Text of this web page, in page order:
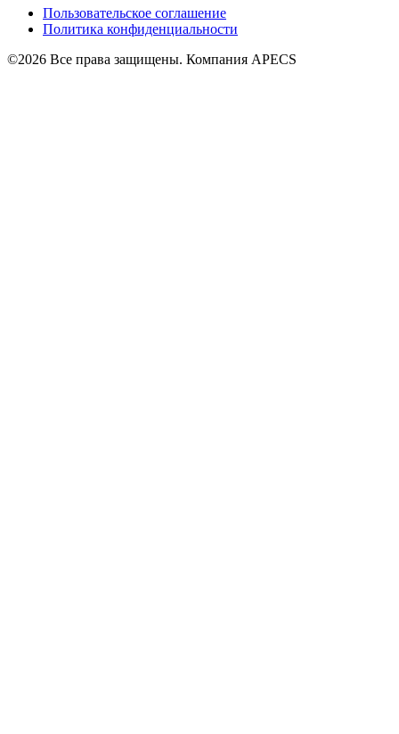
Пользовательское соглашение
Политика конфиденциальности
©2026 Все права защищены. Компания APECS